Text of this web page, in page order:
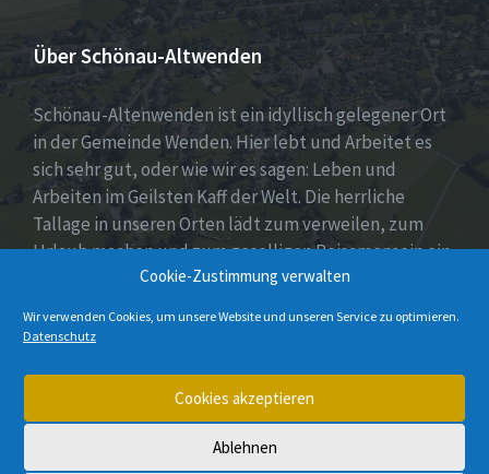
Cookie-Zustimmung verwalten
Wir verwenden Cookies, um unsere Website und unseren Service zu optimieren.
Datenschutz
Cookies akzeptieren
Ablehnen
Über Schönau-Altwenden
Schönau-Altenwenden ist ein idyllisch gelegener Ort
in der Gemeinde Wenden. Hier lebt und Arbeitet es
sich sehr gut, oder wie wir es sagen: Leben und
Arbeiten im Geilsten Kaff der Welt. Die herrliche
Tallage in unseren Orten lädt zum verweilen, zum
Urlaub machen und zum geselligen Beisamensein ein.
Dies wird auch durch unser aktives Vereinsleben
Instagram